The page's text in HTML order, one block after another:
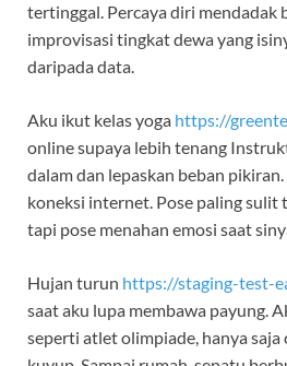
tertinggal. Percaya diri mendadak
improvisasi tingkat dewa yang
daripada data.
Aku ikut kelas yoga https://
online supaya lebih tenang
dalam dan lepaskan beban
koneksi internet. Pose paling sulit
tapi pose menahan emosi saat
Hujan turun https://staging-test-
saat aku lupa membawa payung.
seperti atlet olimpiade, hanya saja